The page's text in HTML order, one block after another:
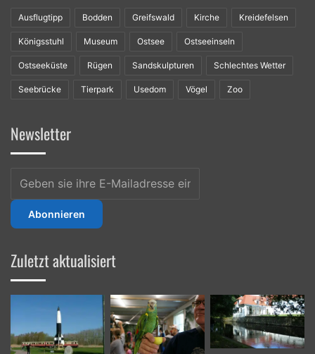
Ausflugtipp Bodden Greifswald Kirche Kreidefelsen
Königsstuhl Museum Ostsee Ostseeinseln
Ostseeküste Rügen Sandskulpturen Schlechtes Wetter
Seebrücke Tierpark Usedom Vögel Zoo
Newsletter
sie
ihre
Zuletzt aktualisiert